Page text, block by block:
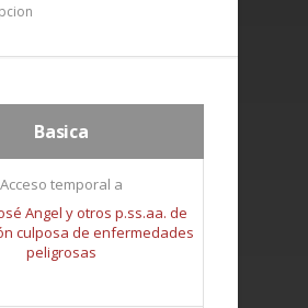
Basica
Acceso temporal a
Angel y otros p.ss.aa. de
culposa de enfermedades
peligrosas